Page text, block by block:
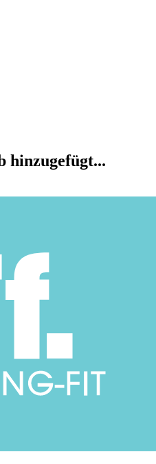
hinzugefügt...